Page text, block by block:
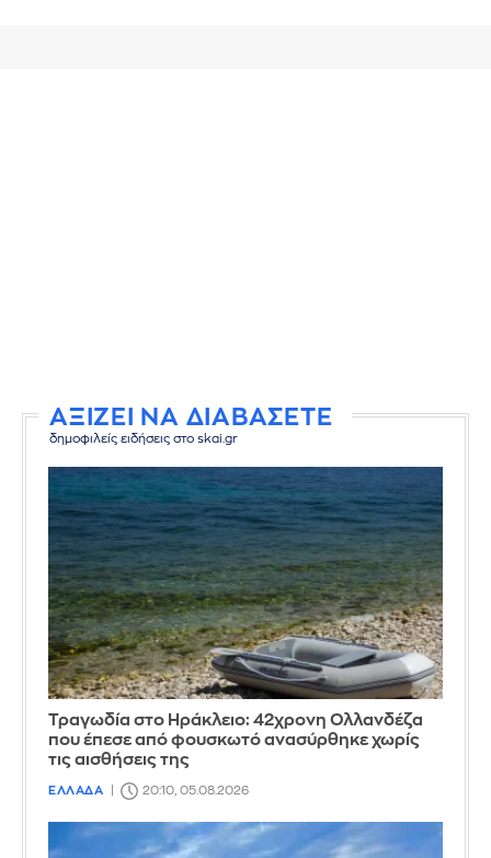
ΑΞΙΖΕΙ ΝΑ ΔΙΑΒΑΣΕΤΕ
δημοφιλείς ειδήσεις στο skai.gr
Τραγωδία στο Ηράκλειο: 42χρονη Ολλανδέζα
που έπεσε από φουσκωτό ανασύρθηκε χωρίς
τις αισθήσεις της
ΕΛΛΑΔΑ 20:10, 05.08.2026